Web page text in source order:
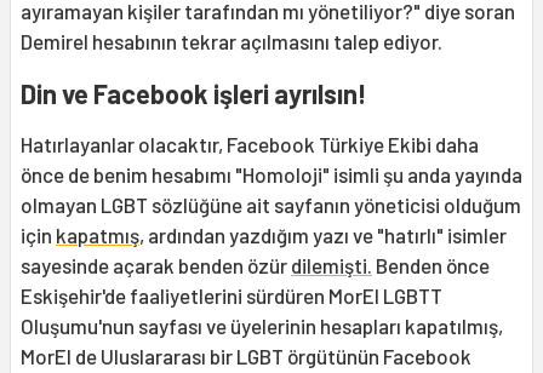
ayıramayan kişiler tarafından mı yönetiliyor?" diye soran
Demirel hesabının tekrar açılmasını talep ediyor.
Din ve Facebook işleri ayrılsın!
Hatırlayanlar olacaktır, Facebook Türkiye Ekibi daha
önce de benim hesabımı "Homoloji" isimli şu anda yayında
olmayan LGBT sözlüğüne ait sayfanın yöneticisi olduğum
için kapatmış, ardından yazdığım yazı ve "hatırlı" isimler
sayesinde açarak benden özür dilemişti. Benden önce
Eskişehir'de faaliyetlerini sürdüren MorEl LGBTT
Oluşumu'nun sayfası ve üyelerinin hesapları kapatılmış,
MorEl de Uluslararası bir LGBT örgütünün Facebook